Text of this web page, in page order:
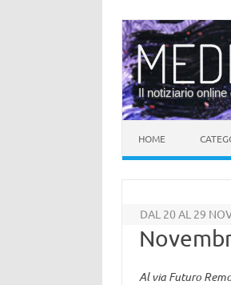
Il notiziario online
HOME
DAL 20 AL 29
Al via Futuro